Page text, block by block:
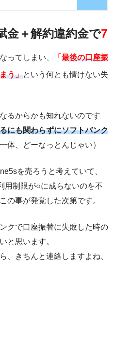
金＋解約違約金で7
ってしまい、 「 最後の口座振
う」という何とも情けない失
るからかも知れないのです
にも関わらずにソフトバンク
一体、どーなっとんじゃい）
を売ろうと考えていて、
用制限が○に成らないのを不
の事が発覚した次第です。
クで口座振替に失敗した時の
と思います。
、きちんと連絡しますよね、